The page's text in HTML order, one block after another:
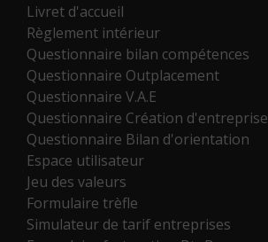
Livret d'accueil
Règlement intérieur
Questionnaire bilan compétences
Questionnaire Outplacement
Questionnaire V.A.E
Questionnaire Création d'entreprise
Questionnaire Bilan d'orientation
Espace utilisateur
Jeu des valeurs
Formulaire trèfle
Simulateur de tarif entreprises